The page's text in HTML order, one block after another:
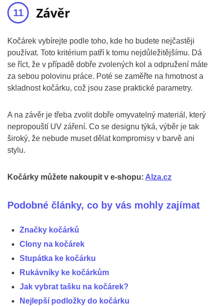
Závěr
Kočárek vybírejte podle toho, kde ho budete nejčastěji
používat. Toto kritérium patří k tomu nejdůležitějšímu. Dá
se říct, že v případě dobře zvolených kol a odpružení máte
za sebou polovinu práce. Poté se zaměřte na hmotnost a
skladnost kočárku, což jsou zase praktické parametry.
A na závěr je třeba zvolit dobře omyvatelný materiál, který
nepropouští UV záření. Co se designu týká, výběr je tak
široký, že nebude muset dělat kompromisy v barvě ani
stylu.
Kočárky můžete nakoupit v e-shopu: Alza.cz
Podobné články, co by vás mohly zajímat
Značky kočárků
Clony na kočárek
Stupátka ke kočárku
Rukávníky ke kočárkům
Jak vybrat tašku na kočárek?
Nejlepší podložky do kočárku